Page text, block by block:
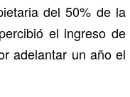
del 50% de la
el ingreso de
adelantar un año el